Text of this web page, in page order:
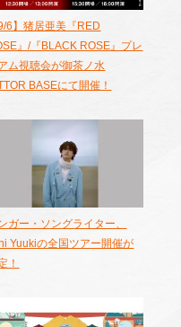
9/6】猪居亜美『RED
』/『BLACK ROSE』プレ
ム視聴会が御茶ノ水
BASEにて開催！
ガー・ソングライター、
Yuukiの全国ツアー開催が
！